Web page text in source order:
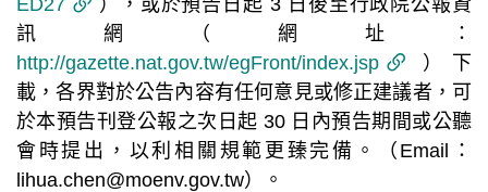
訊網（網址：
http://gazette.nat.gov.tw/egFront/index.jsp
）下
載，各界對於公告內容有任何意見或修正建議者，可
於本預告刊登公報之次日起 30 日內預告期間或公聽
會時提出，以利相關規範更臻完備。（Email：
lihua.chen@moenv.gov.tw）。